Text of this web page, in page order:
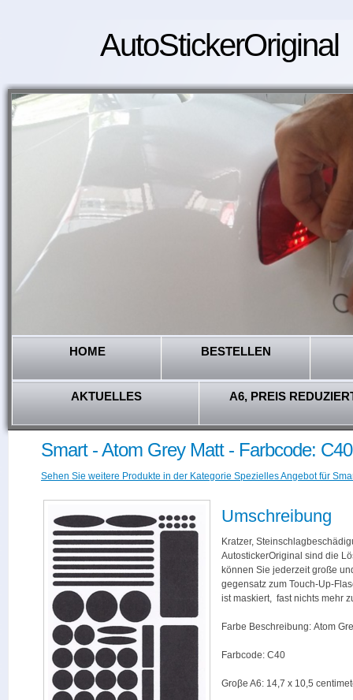
AutoStickerOriginal
HOME BESTELLEN
AKTUELLES A6, PREIS
Smart - Atom Grey Matt - Farbcode: C40
Sehen Sie weitere Produkte in der Kategorie Spezielles Angebot für
Umschreibung
Kratzer,
AutostickerOriginal sind die
können Sie jederzeit große
gegensatz zum Touch-Up-
ist maskiert, fast nichts mehr
Farbe Beschreibung: Atom
Farbcode: C40
Groβe A6: 14,7 x 10,5